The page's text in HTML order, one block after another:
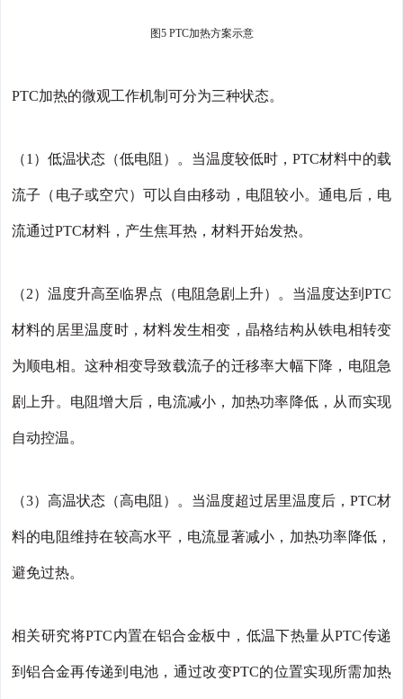
图5 PTC加热方案示意
PTC加热的微观工作机制可分为三种状态。
（1）低温状态（低电阻）。当温度较低时，PTC材料中的载
流子（电子或空穴）可以自由移动，电阻较小。通电后，电
流通过PTC材料，产生焦耳热，材料开始发热。
（2）温度升高至临界点（电阻急剧上升）。当温度达到PTC
材料的居里温度时，材料发生相变，晶格结构从铁电相转变
为顺电相。这种相变导致载流子的迁移率大幅下降，电阻急
剧上升。电阻增大后，电流减小，加热功率降低，从而实现
自动控温。
（3）高温状态（高电阻）。当温度超过居里温度后，PTC材
料的电阻维持在较高水平，电流显著减小，加热功率降低，
避免过热。
相关研究将PTC内置在铝合金板中，低温下热量从PTC传递
到铝合金再传递到电池，通过改变PTC的位置实现所需加热